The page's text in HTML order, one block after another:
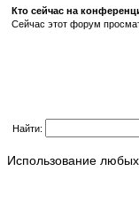
Кто сейчас на
Сейчас этот форум
Найти:
Использование